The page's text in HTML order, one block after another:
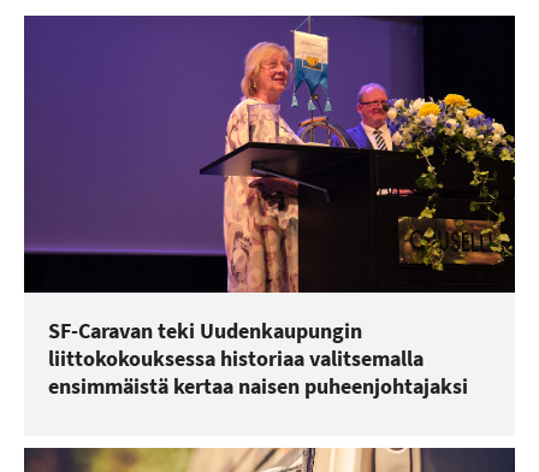
SF-Caravan teki Uudenkaupungin
liittokokouksessa historiaa valitsemalla
ensimmäistä kertaa naisen puheenjohtajaksi